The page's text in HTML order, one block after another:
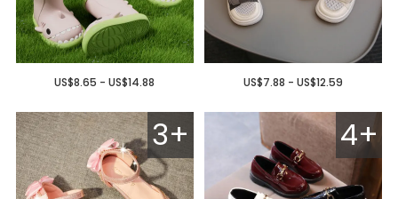
US$7.88 - US$12.59
US$8.65 - US$14.88
4+
3+